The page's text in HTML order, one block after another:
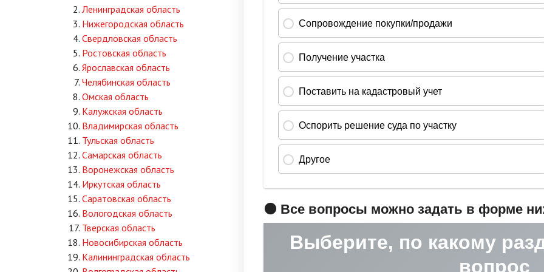
🟠 Все вопросы можно задать в форме
Ленинградская область
Нижегородская область
Свердловская область
Ростовская область
Ярославская область
Челябинская область
Омская область
Калужская область
Владимирская область
Тульская область
Самарская область
Воронежская область
Иркутская область
Саратовская область
Вологодская область
Тверская область
Новосибирская область
Калининградская область